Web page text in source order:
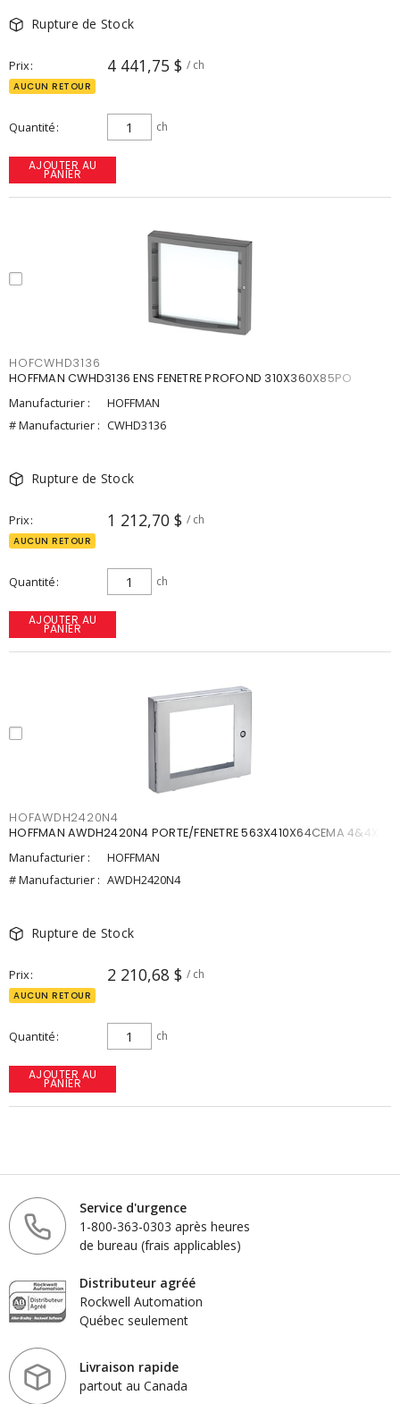
Rupture de Stock
Prix 4 441,75 $ / ch
AUCUN RETOUR
Quantité ch
AJOUTER AU
PANIER
HOFCWHD3136
HOFFMAN CWHD3136 ENS FENETRE PROFOND 310X360X85PO
Manufacturier :
HOFFMAN
# Manufacturier : CWHD3136
Rupture de Stock
Prix 1 212,70 $ / ch
AUCUN RETOUR
Quantité ch
AJOUTER AU
PANIER
HOFAWDH2420N4
HOFFMAN AWDH2420N4 PORTE/FENETRE 563X410X64CEMA 4&4X
Manufacturier :
HOFFMAN
# Manufacturier : AWDH2420N4
Rupture de Stock
Prix 2 210,68 $ / ch
AUCUN RETOUR
Quantité ch
AJOUTER AU
PANIER
Service d'urgence
1-800-363-0303 après heures
de bureau (frais applicables)
Distributeur agréé
Rockwell Automation
Québec seulement
Livraison rapide
partout au Canada